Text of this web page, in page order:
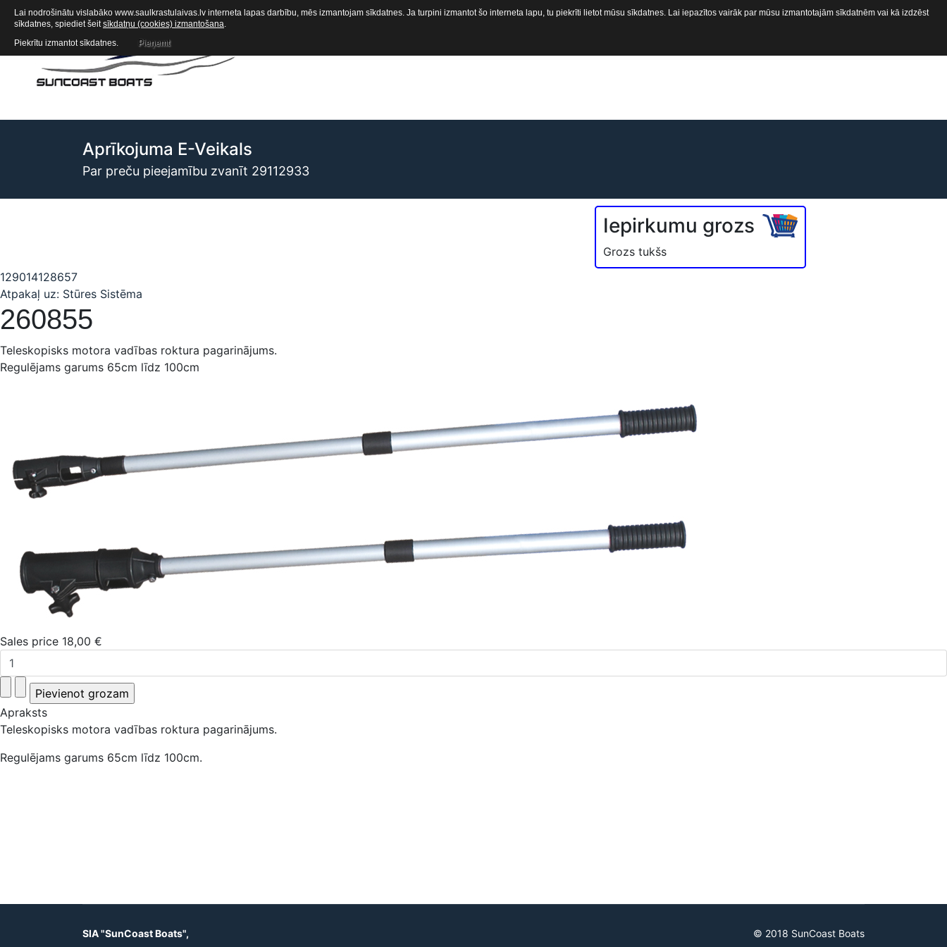
Sākums Laivas Motori Piekabes Kontakti Aprīkojuma E-Veikals
Aprīkojuma E-Veikals
Par preču pieejamību zvanīt 29112933
Iepirkumu grozs
Grozs tukšs
129014128657
Atpakaļ uz: Stūres Sistēma
260855
Teleskopisks motora vadības roktura pagarinājums.
Regulējams garums 65cm līdz 100cm
Sales price 18,00 €
Apraksts
Teleskopisks motora vadības roktura pagarinājums.
Regulējams garums 65cm līdz 100cm.
SIA "SunCoast Boats", © 2018 SunCoast Boats
Lai nodrošinātu vislabāko www.saulkrastulaivas.lv interneta lapas darbību, mēs izmantojam sīkdatnes. Ja turpini izmantot šo interneta lapu, tu piekrīti lietot mūsu sīkdatnes. Lai iepazītos vairāk par mūsu izmantotajām sīkdatnēm vai kā izdzēst
sīkdatnes, spiediet šeitsīkdatņu (cookies) izmantošana.
Piekrītu izmantot sīkdatnes.
Pieņemt